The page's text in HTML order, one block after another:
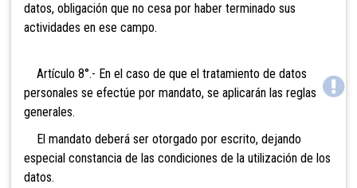
datos, obligación que no cesa por haber terminado sus
actividades en ese campo.
Artículo 8°.- En el caso de que el tratamiento de datos
personales se efectúe por mandato, se aplicarán las reglas
generales.
El mandato deberá ser otorgado por escrito, dejando
especial constancia de las condiciones de la utilización de los
datos.